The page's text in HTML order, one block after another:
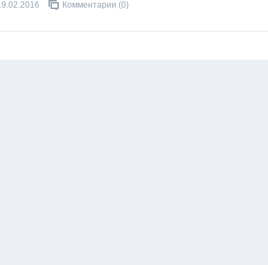
Комментарии (0)